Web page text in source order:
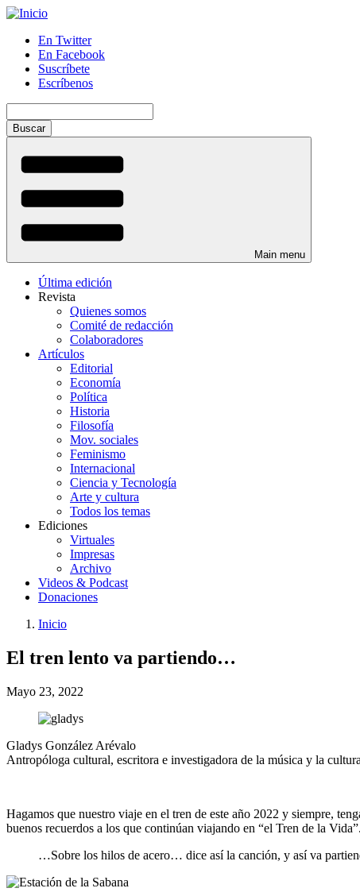
Pasar
contenido
principal
Menú
auxiliar
En Twitter
En Facebook
Suscríbete
Escríbenos
Main menu
Última edición
Revista
Quienes somos
Comité de redacción
Colaboradores
Artículos
Editorial
Economía
Política
Historia
Filosofía
Mov. sociales
Feminismo
Internacional
Ciencia y Tecnología
Arte y cultura
Todos los temas
Ediciones
Virtuales
Impresas
Archivo
Videos & Podcast
Donaciones
de
ayuda
navegación
are
Inicio
El tren lento va partiendo…
Mayo 23, 2022
Gladys González Arévalo
Antropóloga cultural, escritora e investigadora de la música y la
Hagamos que nuestro viaje en el tren de este año 2022 y siempre,
buenos recuerdos a los que continúan viajando en “el Tren de la Vida”.
…Sobre los hilos de acero… dice así la canción, y así va